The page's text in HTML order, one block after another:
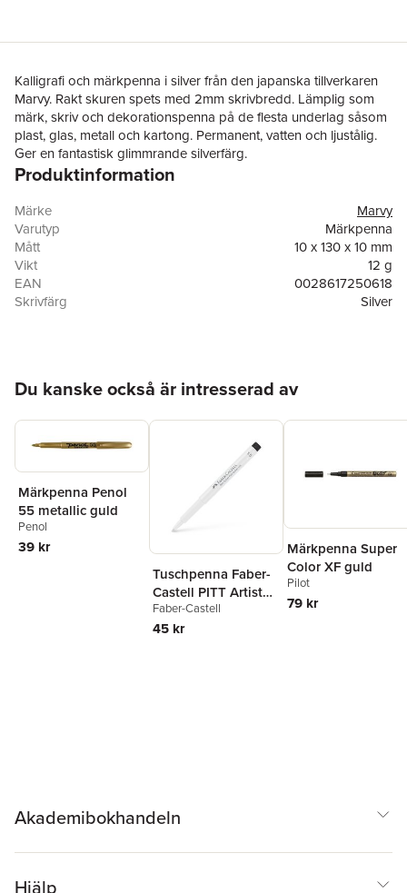
Kalligrafi och märkpenna i silver från den japanska tillverkaren
Marvy. Rakt skuren spets med 2mm skrivbredd. Lämplig som
märk, skriv och dekorationspenna på de flesta underlag såsom
plast, glas, metall och kartong. Permanent, vatten och ljustålig.
Ger en fantastisk glimmrande silverfärg.
Produktinformation
Märke
Marvy
Varutyp
Märkpenna
Mått
10 x 130 x 10 mm
Vikt
12 g
EAN
0028617250618
Skrivfärg
Silver
Du kanske också är intresserad av
Märkpenna Penol
55 metallic guld
Penol
39 kr
Tuschpenna Faber-
Castell PITT Artist
Pen 1,5 vit
Faber-Castell
45 kr
Märkpenna Super
Color XF guld
Pilot
79 kr
Akademibokhandeln
Hjälp